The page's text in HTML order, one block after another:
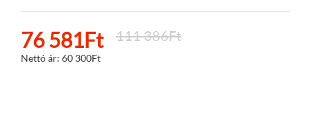
76 581Ft 111 386Ft
Nettó ár: 60 300Ft